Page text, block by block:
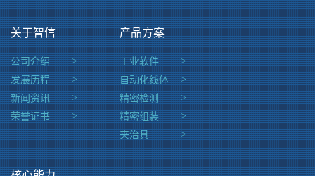
关于智信
公司介绍 >
发展历程 >
新闻资讯 >
荣誉证书 >
产品方案
工业软件 >
自动化线体 >
精密检测 >
精密组装 >
夹治具 >